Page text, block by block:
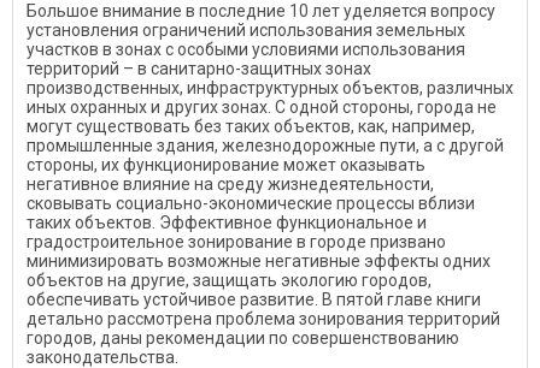
Большое внимание в последние 10 лет уделяется вопросу
установления ограничений использования земельных
участков в зонах с особыми условиями использования
территорий – в санитарно-защитных зонах
производственных, инфраструктурных объектов, различных
иных охранных и других зонах. С одной стороны, города не
могут существовать без таких объектов, как, например,
промышленные здания, железнодорожные пути, а с другой
стороны, их функционирование может оказывать
негативное влияние на среду жизнедеятельности,
сковывать социально-экономические процессы вблизи
таких объектов. Эффективное функциональное и
градостроительное зонирование в городе призвано
минимизировать возможные негативные эффекты одних
объектов на другие, защищать экологию городов,
обеспечивать устойчивое развитие. В пятой главе книги
детально рассмотрена проблема зонирования территорий
городов, даны рекомендации по совершенствованию
законодательства.